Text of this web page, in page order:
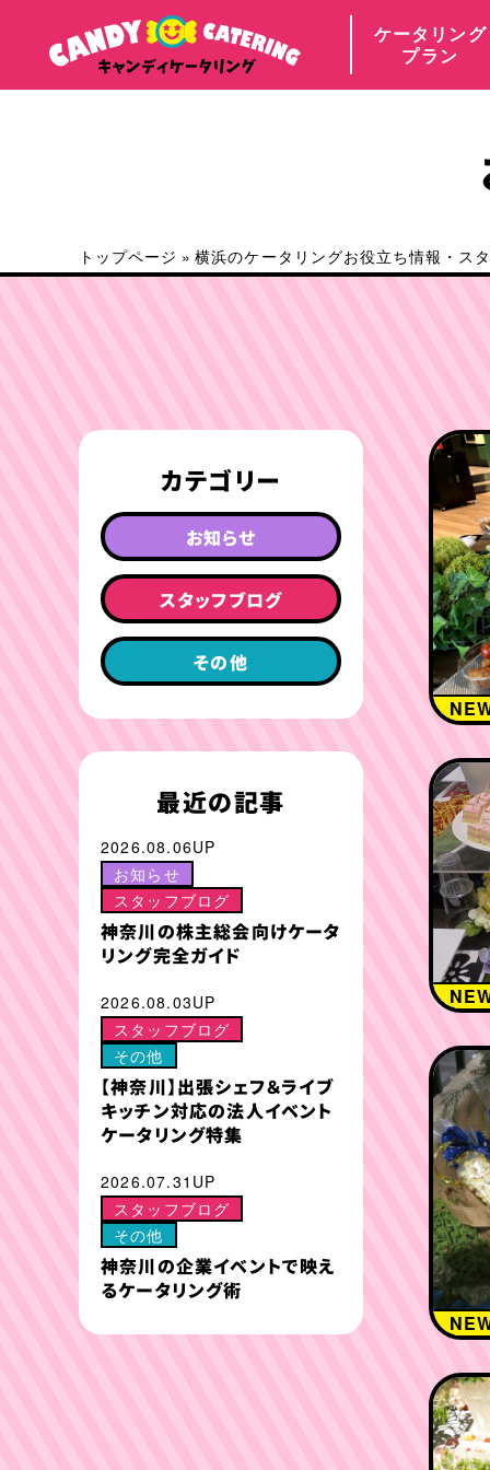
ケータリング
プラン
トップページ »横浜のケータリングお役立ち情報・ス
カテゴリー
お知らせ
スタッフブログ
その他
最近の記事
2026.08.06UP
お知らせ
スタッフブログ
神奈川の株主総会向けケータ
リング完全ガイド
2026.08.03UP
スタッフブログ
その他
【神奈川】出張シェフ＆ライブ
キッチン対応の法人イベント
ケータリング特集
2026.07.31UP
スタッフブログ
その他
神奈川の企業イベントで映え
るケータリング術